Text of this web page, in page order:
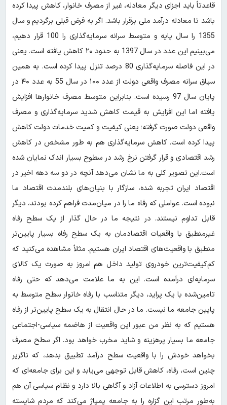
قاعدتاً باید اجزای دیگر معادله، غیر از مصرف خانوار، کاهش پیدا کرده
باشد تا معادله درآمد ملی برقرار باشد. اگر به فرض قبلی برگردیم و سال
1355 را سال پایه و متوسط سرانه سرمایه‌گذاری را 100 قرار دهیم،
می‌بینیم این عدد در سال 1397 به حدود ۲۰ کاهش یافته است. یعنی
در این فاصله سرمایه‌گذاری 80 درصد تنزل پیدا کرده است. به همین
سیاق سرانه مصرف واقعی دولت از عدد ۱۰۰ در سال 55 به عدد ۴۰ در
پایان سال 97 رسیده است. بنابراین متوسط مصرف خانوارها افزایش
یافته اما این افزایش به قیمت کاهش شدید سرمایه‌گذاری و مصرف
واقعی دولت صورت گرفته؛ یعنی کیفیت و کمیت خدمات دولت کاهش
پیدا کرده است. کاهش سرمایه‌گذاری هم به طور مشخص در کاهش
رشد اقتصادی و قرار گرفتن نرخ رشد در سطوح بسیار اندک نمایان شده
است.این تصویر کلی به ما نشان می‌دهد آنچه در دو سه دهه اخیر در
اقتصاد ایران تجربه شده، سازگار با بنیان‌های بلندمدت اقتصاد ما
نبوده است. عواملی که رفاه ما را در میان‌مدت فراهم کرده بودند، دیگر
قابل تداوم نیستند. در نتیجه ما در حال گذار از یک سطح رفاه
غیرمنطبق با واقعیات اقتصادمان به یک سطح رفاه بسیار پایین‌تر
منطبق با واقعیت‌های اقتصاد ایران هستیم. مثلاً مشاهده می‌کنید که
کم‌کیفیت‌ترین خودروی تولید داخل هم امروز به صورت یک کالای
سرمایه‌ای درآمده است. این به ما علامت می‌دهد که حتی رفاه
تامین‌شده با یک پراید، دیگر متناسب با رفاه خانوار سطح متوسط به
پایین جامعه ما نیست. ما در حال انتقال به یک سطح پایین‌تر از رفاه
هستیم که به نظر من عبور این واقعیت از هاضمه سیاسی-اجتماعی
جامعه ما بسیار پرهزینه و شاید مخرب خواهد بود. اگر سطح مصرف
بخواهد خودش را با واقعیت سطح درآمد تطبیق بدهد، که ناگزیر
چنین است، رفاه، کاهش قابل توجهی می‌یابد و این برای جامعه‌ای که
امروز دسترسی به اطلاعات آزاد و آگاهی بالا دارد و نظام سیاسی آن هم
به‌طور مرتب این گزاره را به جامعه پمپاژ می‌کند که مردم شایسته